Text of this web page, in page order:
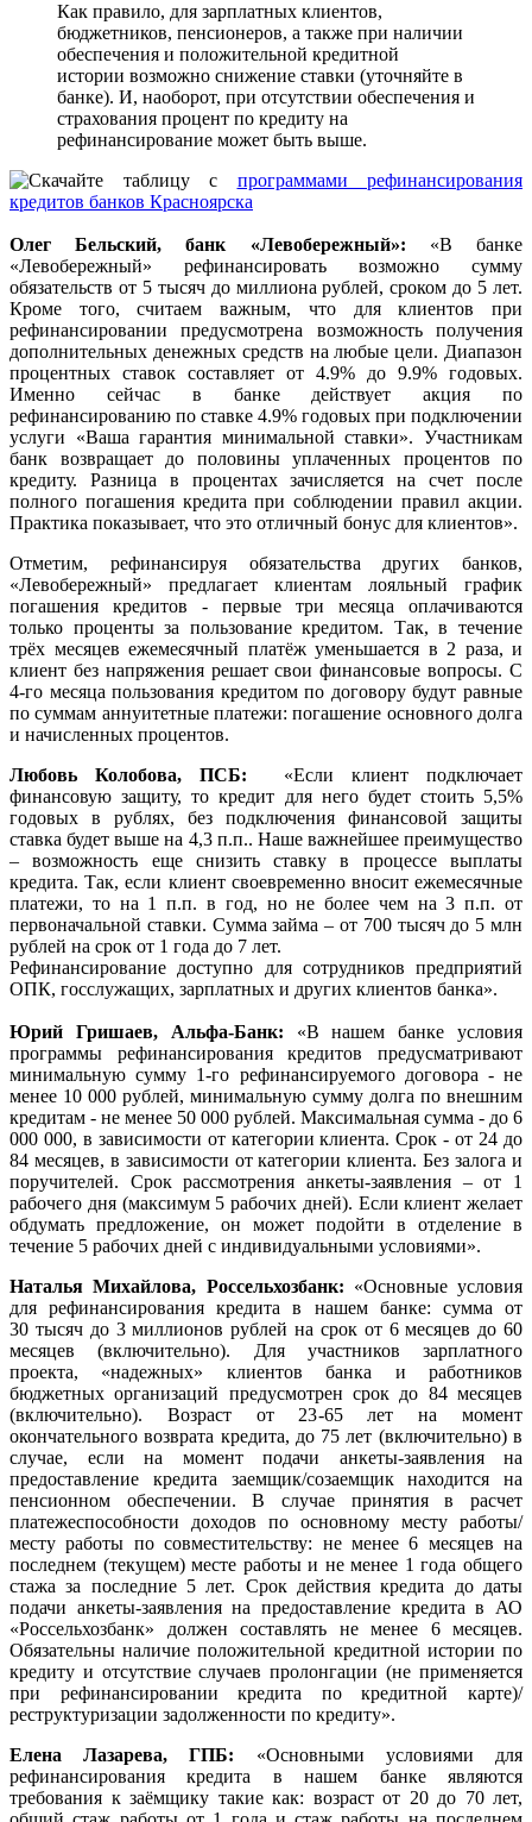
Как правило, для зарплатных клиентов,
бюджетников, пенсионеров, а также при наличии
обеспечения и положительной кредитной
истории возможно снижение ставки (уточняйте в
банке). И, наоборот, при отсутствии обеспечения и
страхования процент по кредиту на
рефинансирование может быть выше.
Скачайте таблицу с программами рефинансирования
кредитов банков Красноярска
Олег Бельский, банк «Левобережный»: «В банке
«Левобережный» рефинансировать возможно сумму
обязательств от 5 тысяч до миллиона рублей, сроком до 5 лет.
Кроме того, считаем важным, что для клиентов при
рефинансировании предусмотрена возможность получения
дополнительных денежных средств на любые цели. Диапазон
процентных ставок составляет от 4.9% до 9.9% годовых.
Именно сейчас в банке действует акция по
рефинансированию по ставке 4.9% годовых при подключении
услуги «Ваша гарантия минимальной ставки». Участникам
банк возвращает до половины уплаченных процентов по
кредиту. Разница в процентах зачисляется на счет после
полного погашения кредита при соблюдении правил акции.
Практика показывает, что это отличный бонус для клиентов».
Отметим, рефинансируя обязательства других банков,
«Левобережный» предлагает клиентам лояльный график
погашения кредитов - первые три месяца оплачиваются
только проценты за пользование кредитом. Так, в течение
трёх месяцев ежемесячный платёж уменьшается в 2 раза, и
клиент без напряжения решает свои финансовые вопросы. С
4-го месяца пользования кредитом по договору будут равные
по суммам аннуитетные платежи: погашение основного долга
и начисленных процентов.
Любовь Колобова, ПСБ:
«Если клиент подключает
финансовую защиту, то кредит для него будет стоить 5,5%
годовых в рублях, без подключения финансовой защиты
ставка будет выше на 4,3 п.п.. Наше важнейшее преимущество
– возможность еще снизить ставку в процессе выплаты
кредита. Так, если клиент своевременно вносит ежемесячные
платежи, то на 1 п.п. в год, но не более чем на 3 п.п. от
первоначальной ставки. Сумма займа – от 700 тысяч до 5 млн
рублей на срок от 1 года до 7 лет.
Рефинансирование доступно для сотрудников предприятий
ОПК, госслужащих, зарплатных и других клиентов банка».
Юрий Гришаев, Альфа-Банк: «В нашем банке условия
программы рефинансирования кредитов предусматривают
минимальную сумму 1-го рефинансируемого договора - не
менее 10 000 рублей, минимальную сумму долга по внешним
кредитам - не менее 50 000 рублей. Максимальная сумма - до 6
000 000, в зависимости от категории клиента. Срок - от 24 до
84 месяцев, в зависимости от категории клиента. Без залога и
поручителей. Срок рассмотрения анкеты-заявления – от 1
рабочего дня (максимум 5 рабочих дней). Если клиент желает
обдумать предложение, он может подойти в отделение в
течение 5 рабочих дней с индивидуальными условиями».
Наталья Михайлова, Россельхозбанк: «Основные условия
для рефинансирования кредита в нашем банке: сумма от
30 тысяч до 3 миллионов рублей на срок от 6 месяцев до 60
месяцев (включительно). Для участников зарплатного
проекта, «надежных» клиентов банка и работников
бюджетных организаций предусмотрен срок до 84 месяцев
(включительно). Возраст от 23-65 лет на момент
окончательного возврата кредита, до 75 лет (включительно) в
случае, если на момент подачи анкеты-заявления на
предоставление кредита заемщик/созаемщик находится на
пенсионном обеспечении. В случае принятия в расчет
платежеспособности доходов по основному месту работы/
месту работы по совместительству: не менее 6 месяцев на
последнем (текущем) месте работы и не менее 1 года общего
стажа за последние 5 лет. Срок действия кредита до даты
подачи анкеты-заявления на предоставление кредита в АО
«Россельхозбанк» должен составлять не менее 6 месяцев.
Обязательны наличие положительной кредитной истории по
кредиту и отсутствие случаев пролонгации (не применяется
при рефинансировании кредита по кредитной карте)/
реструктуризации задолженности по кредиту».
Елена Лазарева, ГПБ: «Основными условиями для
рефинансирования кредита в нашем банке являются
требования к заёмщику такие как: возраст от 20 до 70 лет,